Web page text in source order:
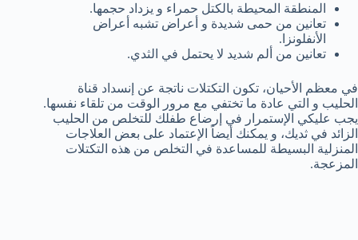
المنطقة المحيطة بالكتل حمراء و يزداد حجمها.
تعانين من حمى شديدة و أعراض تشبه أعراض
الأنفلونزا.
تعانين من ألم شديد لا يحتمل في الثدي.
في معظم الأحيان، تكون التكتلات ناتجة عن إنسداد قناة
الحليب و التي عادة ما تختفي مع مرور الوقت من تلقاء نفسها.
يجب عليكي الإستمرار في إرضاع طفلك للتخلص من الحليب
الزائد في ثديك، و يمكنك أيضاً الإعتماد على بعض العلاجات
المنزلية البسيطة للمساعدة في التخلص من هذه التكتلات
المزعجة.